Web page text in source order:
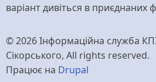
варіант дивіться в приєднаних
© 2026 Інформаційна служба
Сікорського, All rights reserved.
Працює на Drupal